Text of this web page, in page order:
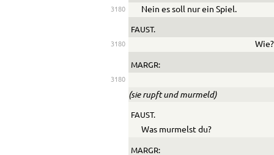
3180 Nein es soll nur ein Spiel.
FAUST.
3180 Wie?
MARGR:
3180
(sie rupft und murmeld)
FAUST.
Was murmelst du?
MARGR: